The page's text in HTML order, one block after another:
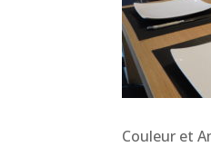
Couleur et